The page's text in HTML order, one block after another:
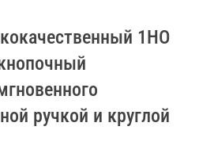
1НО
ручкой и круглой